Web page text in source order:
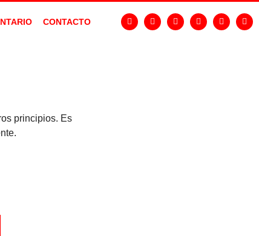
CONTACTO
principios. Es